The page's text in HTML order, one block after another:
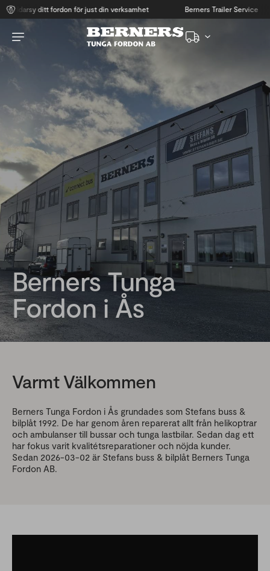
ditt fordon för just din verksamhet Berners Trailer Service
Berners Tunga
Fordon i Ås
Varmt Välkommen
Berners Tunga Fordon i Ås grundades som Stefans buss &
bilplåt 1992. De har genom åren reparerat allt från helikoptrar
och ambulanser till bussar och tunga lastbilar. Sedan dag ett
har fokus varit kvalitétsreparationer och nöjda kunder.
Sedan 2026-03-02 är Stefans buss & bilplåt Berners Tunga
Fordon AB.